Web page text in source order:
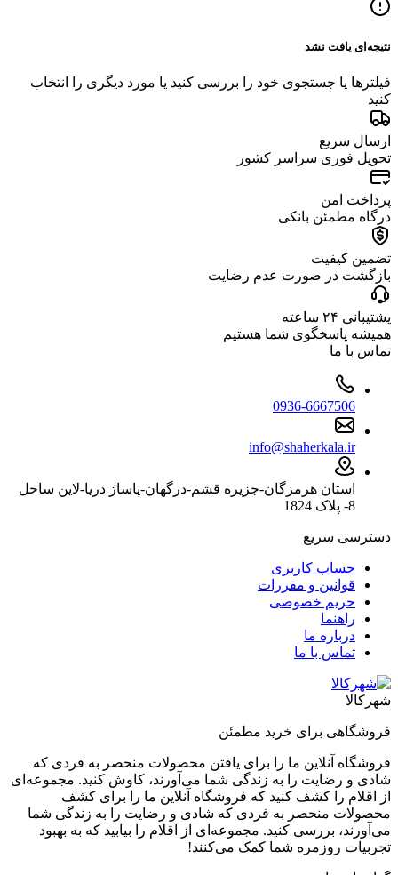
نتیجه‌ای یافت نشد
فیلترها یا جستجوی خود را بررسی کنید یا مورد دیگری را انتخاب
کنید
ارسال سریع
تحویل فوری سراسر کشور
پرداخت امن
درگاه مطمئن بانکی
تضمین کیفیت
بازگشت در صورت عدم رضایت
پشتیبانی ۲۴ ساعته
همیشه پاسخگوی شما هستیم
تماس با ما
0936-6667506
info@shaherkala.ir
استان هرمزگان-جزیره قشم-درگهان-پاساژ دریا-لاین ساحل
8- پلاک 1824
دسترسی سریع
حساب کاربری
قوانین و مقررات
حریم خصوصی
راهنما
درباره ما
تماس با ما
شهرکالا
فروشگاهی برای خرید مطمئن
فروشگاه آنلاین ما را برای یافتن محصولات منحصر به فردی که
شادی و رضایت را به زندگی شما می‌آورند، کاوش کنید. مجموعه‌ای
از اقلام را کشف کنید که فروشگاه آنلاین ما را برای کشف
محصولات منحصر به فردی که شادی و رضایت را به زندگی شما
می‌آورند، بررسی کنید. مجموعه‌ای از اقلام را بیابید که به بهبود
تجربیات روزمره شما کمک می‌کنند!